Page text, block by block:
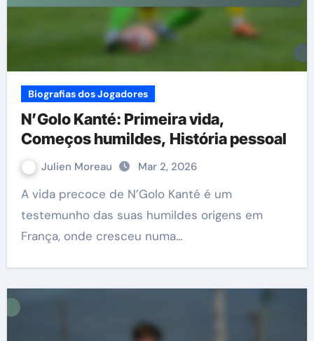
Biografias dos Jogadores
N’Golo Kanté: Primeira vida,
Começos humildes, História pessoal
Julien Moreau Mar 2, 2026
A vida precoce de N’Golo Kanté é um
testemunho das suas humildes origens em
França, onde cresceu numa…